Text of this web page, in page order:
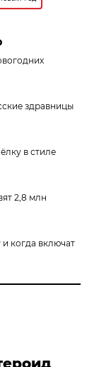
здравницы
в стиле
2,8 млн
когда включат